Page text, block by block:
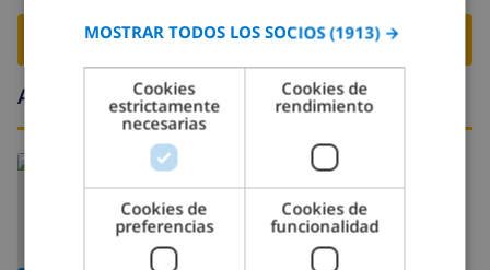
RESERVE ESTE CHALÉ ›
Alrededores
Leer más sobre:
España>Costa Brava >Empuriabrava
GERMAN
CATALAN
ITALIAN
DANISH
MOSTRAR TODOS LOS SOCIOS (1913) →
Cookies
estrictamente
necesarias
Cookies de
rendimiento
Cookies de
preferencias
Cookies de
funcionalidad